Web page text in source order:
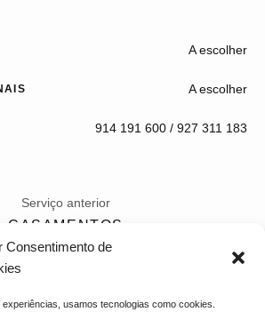
Consentimento de
usamos tecnologias como cookies.
A escolher
A escolher
914 191 600 / 927 311 183
CASAMENTOS
Serviço anterior